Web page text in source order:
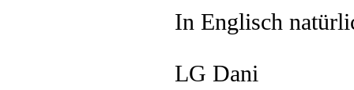
In Englisch
LG Dani